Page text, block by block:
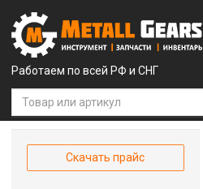
Работаем по всей РФ и СНГ
Скачать прайс